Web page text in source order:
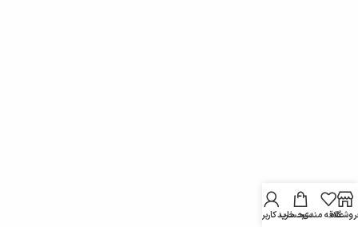
علاقه مندیسبد خرید
حساب کاربری من